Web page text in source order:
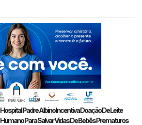
Hospital Padre Albino Incentiva Doação De Leite
Humano Para Salvar Vidas De Bebês Prematuros